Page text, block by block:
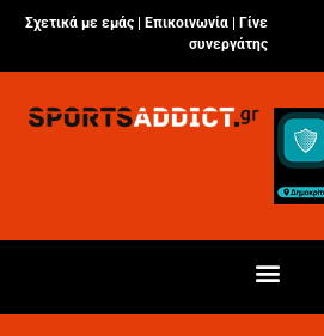
Σχετικά με εμάς | Επικοινωνία
Γίνε
συνεργάτης